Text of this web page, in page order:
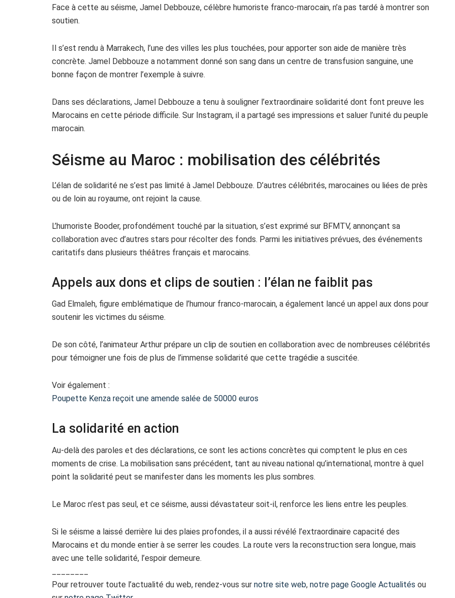
Face à cette au séisme, Jamel Debbouze, célèbre humoriste franco-marocain, n’a pas tardé à montrer son
soutien.
Il s’est rendu à Marrakech, l’une des villes les plus touchées, pour apporter son aide de manière très
concrète. Jamel Debbouze a notamment donné son sang dans un centre de transfusion sanguine, une
bonne façon de montrer l’exemple à suivre.
Dans ses déclarations, Jamel Debbouze a tenu à souligner l’extraordinaire solidarité dont font preuve les
Marocains en cette période difficile. Sur Instagram, il a partagé ses impressions et saluer l’unité du peuple
marocain.
Séisme au Maroc : mobilisation des célébrités
L’élan de solidarité ne s’est pas limité à Jamel Debbouze. D’autres célébrités, marocaines ou liées de près
ou de loin au royaume, ont rejoint la cause.
L’humoriste Booder, profondément touché par la situation, s’est exprimé sur BFMTV, annonçant sa
collaboration avec d’autres stars pour récolter des fonds. Parmi les initiatives prévues, des événements
caritatifs dans plusieurs théâtres français et marocains.
Appels aux dons et clips de soutien : l’élan ne faiblit pas
Gad Elmaleh, figure emblématique de l’humour franco-marocain, a également lancé un appel aux dons pour
soutenir les victimes du séisme.
De son côté, l’animateur Arthur prépare un clip de soutien en collaboration avec de nombreuses célébrités
pour témoigner une fois de plus de l’immense solidarité que cette tragédie a suscitée.
Voir également :
Poupette Kenza reçoit une amende salée de 50000 euros
La solidarité en action
Au-delà des paroles et des déclarations, ce sont les actions concrètes qui comptent le plus en ces
moments de crise. La mobilisation sans précédent, tant au niveau national qu’international, montre à quel
point la solidarité peut se manifester dans les moments les plus sombres.
Le Maroc n’est pas seul, et ce séisme, aussi dévastateur soit-il, renforce les liens entre les peuples.
Si le séisme a laissé derrière lui des plaies profondes, il a aussi révélé l’extraordinaire capacité des
Marocains et du monde entier à se serrer les coudes. La route vers la reconstruction sera longue, mais
avec une telle solidarité, l’espoir demeure.
Pour retrouver toute l’actualité du web, rendez-vous sur notre site web, notre page Google Actualités ou